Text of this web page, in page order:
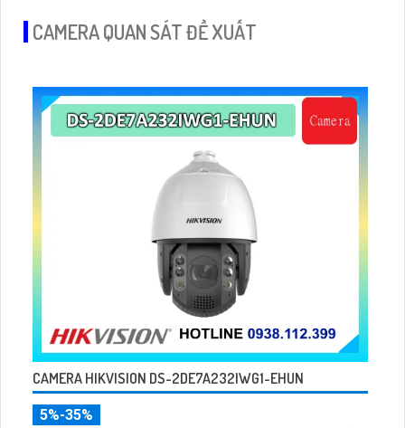
CAMERA QUAN SÁT ĐỀ XUẤT
CAMERA HIKVISION DS-2DE7A232IWG1-EHUN
5%-35%